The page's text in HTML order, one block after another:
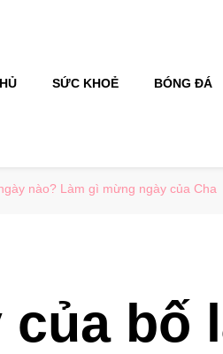
SỨC KHOẺ BÓNG ĐÁ
nào? Làm gì mừng ngày của Cha
của bố